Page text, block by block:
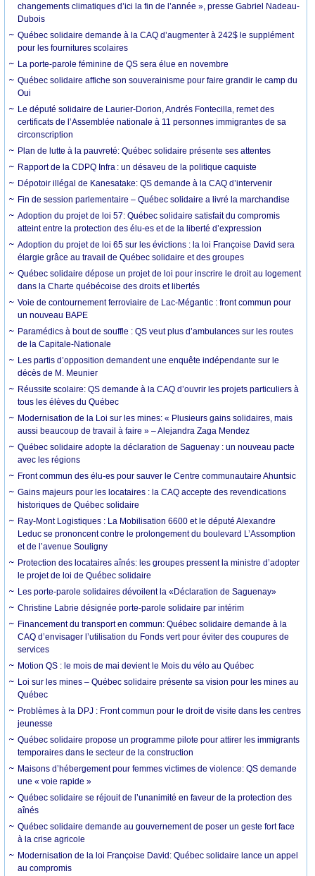
changements climatiques d’ici la fin de l’année », presse Gabriel Nadeau-
Dubois
Québec solidaire demande à la CAQ d’augmenter à 242$ le supplément
pour les fournitures scolaires
La porte-parole féminine de QS sera élue en novembre
Québec solidaire affiche son souverainisme pour faire grandir le camp du
Oui
Le député solidaire de Laurier-Dorion, Andrés Fontecilla, remet des
certificats de l’Assemblée nationale à 11 personnes immigrantes de sa
circonscription
Plan de lutte à la pauvreté: Québec solidaire présente ses attentes
Rapport de la CDPQ Infra : un désaveu de la politique caquiste
Dépotoir illégal de Kanesatake: QS demande à la CAQ d’intervenir
Fin de session parlementaire – Québec solidaire a livré la marchandise
Adoption du projet de loi 57: Québec solidaire satisfait du compromis
atteint entre la protection des élu-es et de la liberté d’expression
Adoption du projet de loi 65 sur les évictions : la loi Françoise David sera
élargie grâce au travail de Québec solidaire et des groupes
Québec solidaire dépose un projet de loi pour inscrire le droit au logement
dans la Charte québécoise des droits et libertés
Voie de contournement ferroviaire de Lac-Mégantic : front commun pour
un nouveau BAPE
Paramédics à bout de souffle : QS veut plus d’ambulances sur les routes
de la Capitale-Nationale
Les partis d’opposition demandent une enquête indépendante sur le
décès de M. Meunier
Réussite scolaire: QS demande à la CAQ d’ouvrir les projets particuliers à
tous les élèves du Québec
Modernisation de la Loi sur les mines: « Plusieurs gains solidaires, mais
aussi beaucoup de travail à faire » – Alejandra Zaga Mendez
Québec solidaire adopte la déclaration de Saguenay : un nouveau pacte
avec les régions
Front commun des élu-es pour sauver le Centre communautaire Ahuntsic
Gains majeurs pour les locataires : la CAQ accepte des revendications
historiques de Québec solidaire
Ray-Mont Logistiques : La Mobilisation 6600 et le député Alexandre
Leduc se prononcent contre le prolongement du boulevard L’Assomption
et de l’avenue Souligny
Protection des locataires aînés: les groupes pressent la ministre d’adopter
le projet de loi de Québec solidaire
Les porte-parole solidaires dévoilent la «Déclaration de Saguenay»
Christine Labrie désignée porte-parole solidaire par intérim
Financement du transport en commun: Québec solidaire demande à la
CAQ d’envisager l’utilisation du Fonds vert pour éviter des coupures de
services
Motion QS : le mois de mai devient le Mois du vélo au Québec
Loi sur les mines – Québec solidaire présente sa vision pour les mines au
Québec
Problèmes à la DPJ : Front commun pour le droit de visite dans les centres
jeunesse
Québec solidaire propose un programme pilote pour attirer les immigrants
temporaires dans le secteur de la construction
Maisons d’hébergement pour femmes victimes de violence: QS demande
une « voie rapide »
Québec solidaire se réjouit de l’unanimité en faveur de la protection des
aînés
Québec solidaire demande au gouvernement de poser un geste fort face
à la crise agricole
Modernisation de la loi Françoise David: Québec solidaire lance un appel
au compromis